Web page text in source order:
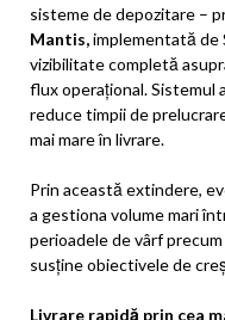
sisteme de depozitare –
Mantis,implementată de
vizibilitate completă
flux operațional. Sistemul
reduce timpii de
mai mare în livrare.
Prin această extindere,
a gestiona volume mari
perioadele de vârf
susține obiectivele de
Livrare rapidă prin cea